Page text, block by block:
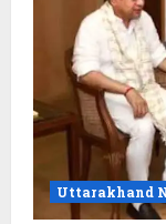
Uttarakhand